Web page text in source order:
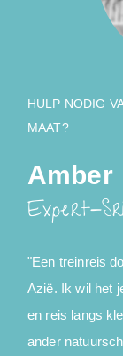
HULP NODIG
MAAT?
Amber
Expert-
"Een treinreis
Azië. Ik wil het
en reis langs
ander